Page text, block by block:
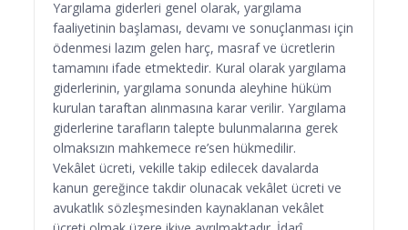
Yargılama giderleri genel olarak, yargılama
faaliyetinin başlaması, devamı ve sonuçlanması için
ödenmesi lazım gelen harç, masraf ve ücretlerin
tamamını ifade etmektedir. Kural olarak yargılama
giderlerinin, yargılama sonunda aleyhine hüküm
kurulan taraftan alınmasına karar verilir. Yargılama
giderlerine tarafların talepte bulunmalarına gerek
olmaksızın mahkemece re’sen hükmedilir.
Vekâlet ücreti, vekille takip edilecek davalarda
kanun gereğince takdir olunacak vekâlet ücreti ve
avukatlık sözleşmesinden kaynaklanan vekâlet